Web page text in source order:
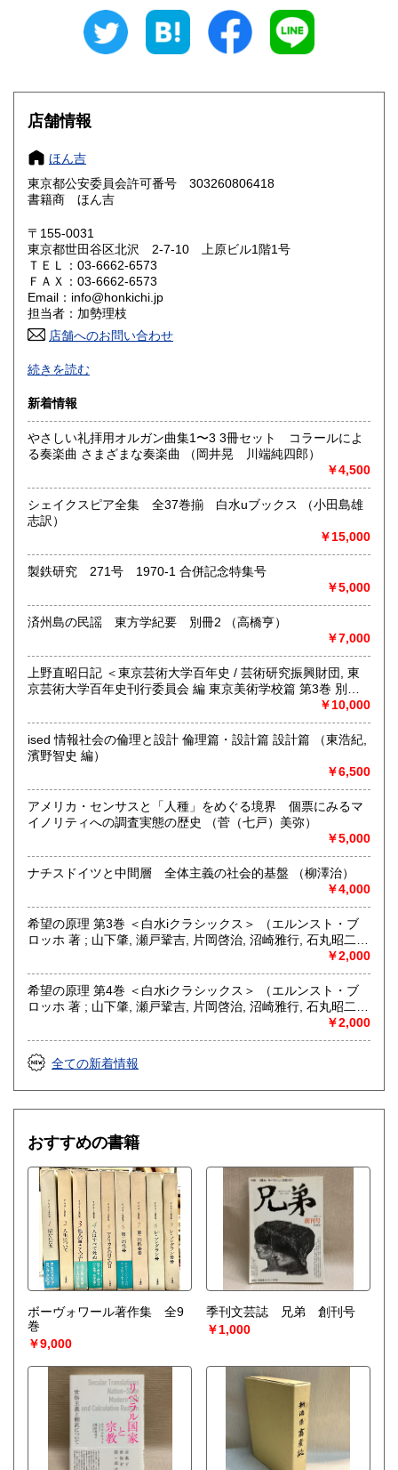
430円 三重県
大阪府
奈良県
鳥取県 430円 島根県
岡山県
山口県 430円
香川県 430円
高知県 430円
佐賀県
熊本県 430円 大分県 430円
宮崎県 430円 鹿児島県
430円
店舗情報
ほん吉
東京都公安委員会許可番号 303260806418
書籍商 ほん吉
〒155-0031
東京都世田谷区北沢 2-7-10 上原ビル1階1号
ＴＥＬ：03-6662-6573
ＦＡＸ：03-6662-6573
Email：info@honkichi.jp
担当者：加勢理枝
店舗へのお問い合わせ
ごはんの炊き方から人生の危機まで。
出版年を問わず、社会や自分について考える友となる本、生
沿線名：小田急線/京王井の頭線
最寄駅：下北沢駅 南口徒歩3分 「北沢タウンホール」正面
入り口前
定休日：月曜日
書籍の買取について
●店頭買取いたします。営業時間中に直接お持ち下さい。ご予
約等は必要ありません。担当者が留守の場合には、お預かり
●大量の場合は、出張買取致します。本の所在地、大体の量や
内容をお知らせ下さい。ご予約の日に現地に担当者が参りま
●遠方の方、ご多忙の方は、宅配便着払いによる買取もしてお
ります。あらかじめ量や内容をご連絡頂き、当店から送付致
します必要書類・伝票をご利用下さい。お支払いは指定口座
への振込、店頭支払をお選び頂けます。
取り扱い分野
哲学宗教、社会科学、自然科学、美術工芸、外国文学、近代
文献、趣味、古書一般（その他）
フェミニズム、クィア・スタディーズ等ジェンダー研究。精
続きを読む
新着情報
やさしい礼拝用オルガン曲集1〜3 3冊セット コラールによ
る奏楽曲 さまざまな奏楽曲 （岡井晃 川端純四郎）
￥4,500
シェイクスピア全集 全37巻揃 白水uブックス （小田島雄
志訳）
￥15,000
製鉄研究 271号 1970-1 合併記念特集号
￥5,000
済州島の民謡 東方学紀要 別冊2 （高橋亨）
￥7,000
上野直昭日記 ＜東京芸術大学百年史 / 芸術研究振興財団, 東
京芸術大学百年史刊行委員会 編 東京美術学校篇 第3巻 別巻
￥10,000
ised 情報社会の倫理と設計 倫理篇・設計篇 設計篇 （東浩紀,
濱野智史 編）
￥6,500
アメリカ・センサスと「人種」をめぐる境界 個票にみるマ
イノリティへの調査実態の歴史 （菅（七戸）美弥）
￥5,000
ナチスドイツと中間層 全体主義の社会的基盤 （柳澤治）
￥4,000
希望の原理 第3巻 ＜白水iクラシックス＞ （エルンスト・ブ
ロッホ 著 ; 山下肇, 瀬戸鞏吉, 片岡啓治, 沼崎雅行, 石丸昭二,
￥2,000
希望の原理 第4巻 ＜白水iクラシックス＞ （エルンスト・ブ
ロッホ 著 ; 山下肇, 瀬戸鞏吉, 片岡啓治, 沼崎雅行, 石丸昭二,
￥2,000
全ての新着情報
おすすめの書籍
ボーヴォワール著作集 全9
巻
￥9,000
季刊文芸誌 兄弟 創刊号
￥1,000